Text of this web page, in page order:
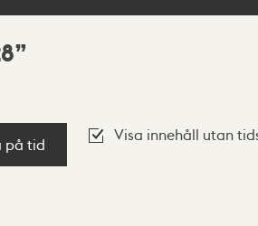
på tid
Visa innehåll utan